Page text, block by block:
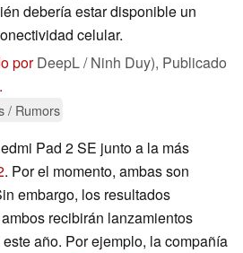
debería estar disponible un
celular.
porDeepL / Ninh Duy), Publicado
/ Rumors
Pad 2 SE junto a la más
. Por el momento, ambas son
embargo, los resultados
recibirán lanzamientos
año. Por ejemplo, la compañía